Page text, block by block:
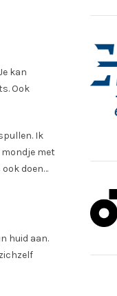
kan
Ook
Ik
mondje met
doen…
huid aan.